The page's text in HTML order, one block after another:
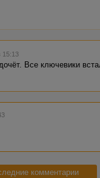
15:13
Все ключевики
комментарии